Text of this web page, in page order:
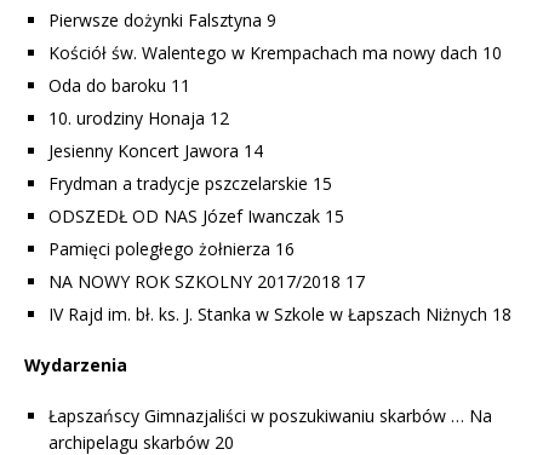
Pierwsze dożynki Falsztyna 9
Kościół św. Walentego w Krempachach ma nowy dach 10
Oda do baroku 11
10. urodziny Honaja 12
Jesienny Koncert Jawora 14
Frydman a tradycje pszczelarskie 15
ODSZEDŁ OD NAS Józef Iwanczak 15
Pamięci poległego żołnierza 16
NA NOWY ROK SZKOLNY 2017/2018 17
IV Rajd im. bł. ks. J. Stanka w Szkole w Łapszach Niżnych 18
Wydarzenia
Łapszańscy Gimnazjaliści w poszukiwaniu skarbów … Na
archipelagu skarbów 20